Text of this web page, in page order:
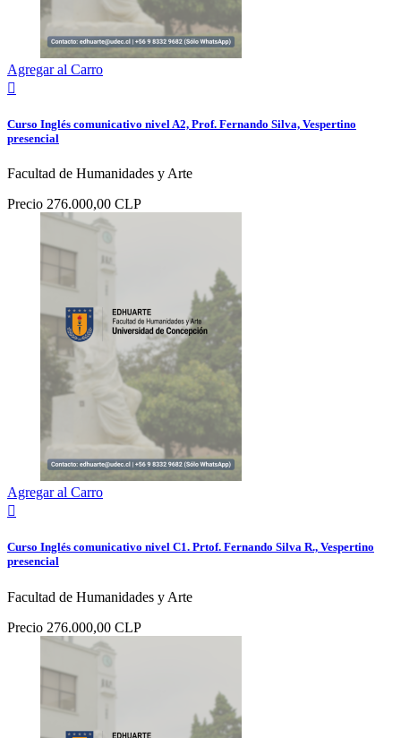
Agregar al Carro

Curso Inglés comunicativo nivel A2, Prof. Fernando Silva, Vespertino
presencial
Facultad de Humanidades y Arte
Precio 276.000,00 CLP
Agregar al Carro

Curso Inglés comunicativo nivel C1. Prtof. Fernando Silva R., Vespertino
presencial
Facultad de Humanidades y Arte
Precio 276.000,00 CLP